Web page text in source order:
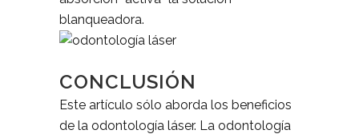
blanqueadora.
CONCLUSIÓN
Este artículo sólo aborda los beneficios
de la odontología láser. La odontología